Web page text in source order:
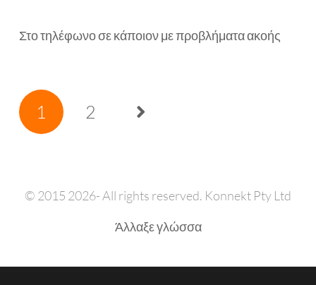
Στο τηλέφωνο σε κάποιον με προβλήματα ακοής
1 2
© 2015 2026- All rights reserved. Konnekt Pty Ltd
Άλλαξε γλώσσα